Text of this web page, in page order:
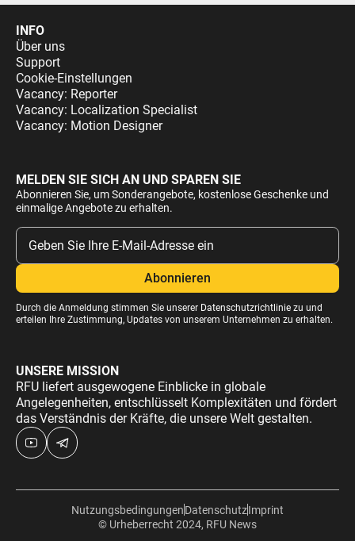
INFO
Über uns
Support
Cookie-Einstellungen
Vacancy: Reporter
Vacancy: Localization Specialist
Vacancy: Motion Designer
MELDEN SIE SICH AN UND SPAREN SIE
Abonnieren Sie, um Sonderangebote, kostenlose Geschenke und
einmalige Angebote zu erhalten.
Durch die Anmeldung stimmen Sie unserer Datenschutzrichtliniezu und
erteilen Ihre Zustimmung, Updates von unserem Unternehmen zu erhalten.
UNSERE MISSION
RFU liefert ausgewogene Einblicke in globale
Angelegenheiten, entschlüsselt Komplexitäten und fördert
das Verständnis der Kräfte, die unsere Welt gestalten.
© Urheberrecht 2024, RFU News
NutzungsbedingungenDatenschutzImprint